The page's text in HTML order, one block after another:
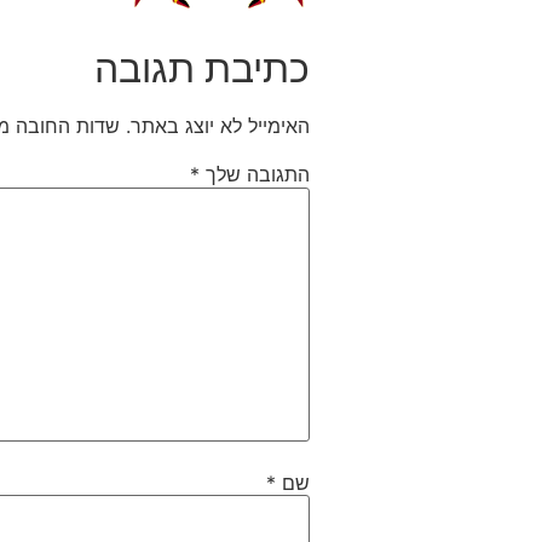
כתיבת תגובה
האימייל לא יוצג באתר. שדות החובה
התגובה שלך *
שם *